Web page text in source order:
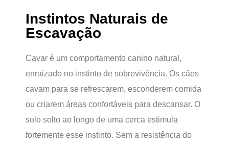
Instintos Naturais de
Escavação
Cavar é um comportamento canino natural,
enraizado no instinto de sobrevivência. Os cães
cavam para se refrescarem, esconderem comida
ou criarem áreas confortáveis para descansar. O
solo solto ao longo de uma cerca estimula
fortemente esse instinto. Sem a resistência do